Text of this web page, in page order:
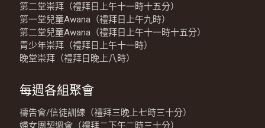
第二堂崇拜（禮拜日上午十一時十五分）
第一堂兒童Awana（禮拜日上午九時）
第二堂兒童Awana（禮拜日上午十一時十五分）
青少年崇拜（禮拜日上午十一時）
晚堂崇拜（禮拜日晚上八時）
每週各組聚會
禱告會/信徒訓練（禮拜三晚上七時三十分）
婦女團契週會（禮拜二下午二時三十分）